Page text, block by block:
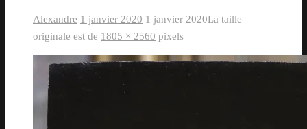
Alexandre 1 janvier 2020 1 janvier 2020La taille
originale est de 1805 × 2560 pixels